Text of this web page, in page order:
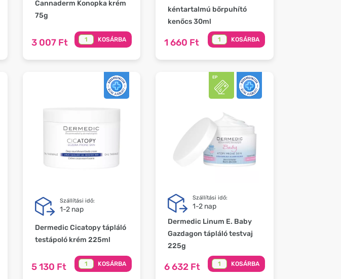
Cannaderm Konopka krém
75g
3 007 Ft KOSÁRBA
kéntartalmú bőrpuhító
kenőcs 30ml
1 660 Ft KOSÁRBA
Szállítási idő:
1-2 nap
Dermedic Cicatopy tápláló
testápoló krém 225ml
5 130 Ft KOSÁRBA
Szállítási idő:
1-2 nap
Dermedic Linum E. Baby
Gazdagon tápláló testvaj
225g
6 632 Ft KOSÁRBA